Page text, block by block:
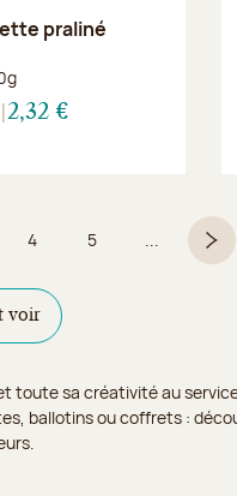
praliné
net :
2,32 €
Page
4 Page
5 ...
voir
toute sa créativité au
ballotins ou coffrets :